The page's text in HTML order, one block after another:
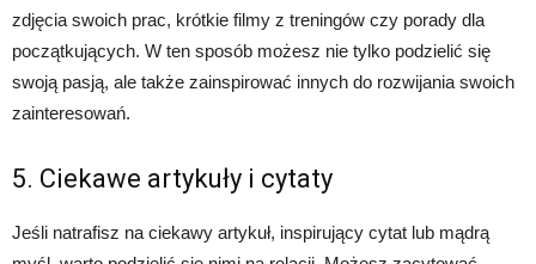
zdjęcia swoich prac, krótkie filmy z treningów czy porady dla
początkujących. W ten sposób możesz nie tylko podzielić się
swoją pasją, ale także zainspirować innych do rozwijania swoich
zainteresowań.
5. Ciekawe artykuły i cytaty
Jeśli natrafisz na ciekawy artykuł, inspirujący cytat lub mądrą